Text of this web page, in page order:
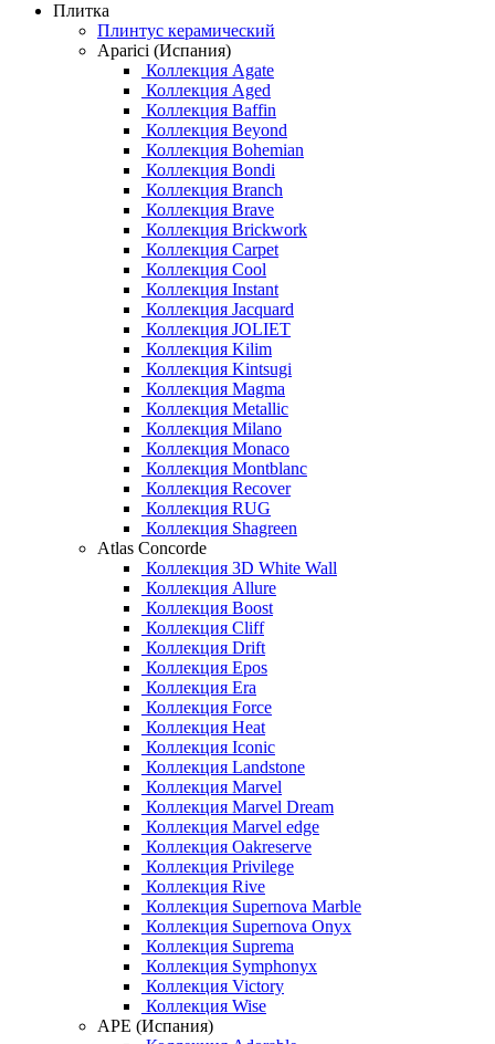
Плитка
Плинтус керамический
Aparici (Испания)
Коллекция Agate
Коллекция Aged
Коллекция Baffin
Коллекция Beyond
Коллекция Bohemian
Коллекция Bondi
Коллекция Branch
Коллекция Brave
Коллекция Brickwork
Коллекция Carpet
Коллекция Cool
Коллекция Instant
Коллекция Jacquard
Коллекция JOLIET
Коллекция Kilim
Коллекция Kintsugi
Коллекция Magma
Коллекция Metallic
Коллекция Milano
Коллекция Monaco
Коллекция Montblanc
Коллекция Recover
Коллекция RUG
Коллекция Shagreen
Atlas Concorde
Коллекция 3D White Wall
Коллекция Allure
Коллекция Boost
Коллекция Cliff
Коллекция Drift
Коллекция Epos
Коллекция Era
Коллекция Force
Коллекция Heat
Коллекция Iconic
Коллекция Landstone
Коллекция Marvel
Коллекция Marvel Dream
Коллекция Marvel edge
Коллекция Oakreserve
Коллекция Privilege
Коллекция Rive
Коллекция Supernova Marble
Коллекция Supernova Onyx
Коллекция Suprema
Коллекция Symphonyx
Коллекция Victory
Коллекция Wise
APE (Испания)